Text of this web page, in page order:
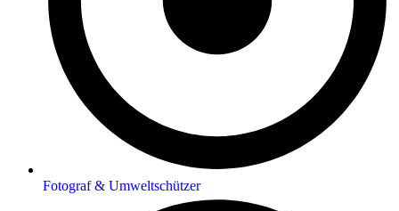
Fotograf & Umweltschützer